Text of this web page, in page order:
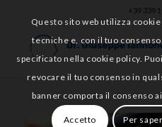
+39 339
Questo sito web utilizza
tecniche e, con il tuo
specificato nella cookie policy.
revocare il tuo consenso in
banner comporta il consenso
Accetto Per